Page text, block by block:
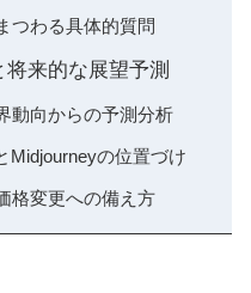
つわる具体的質問
来的な展望予測
動向からの予測分析
Midjourneyの位置づけ
格変更への備え方